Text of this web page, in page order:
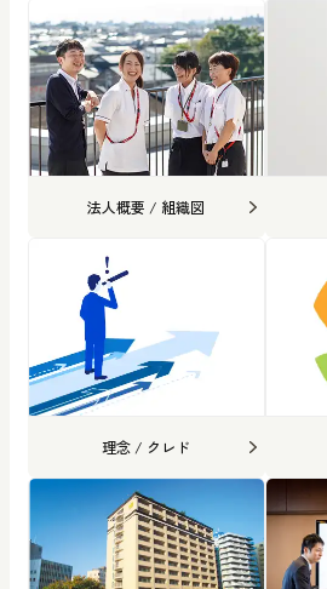
法人概要 / 組織図
理念 / クレド